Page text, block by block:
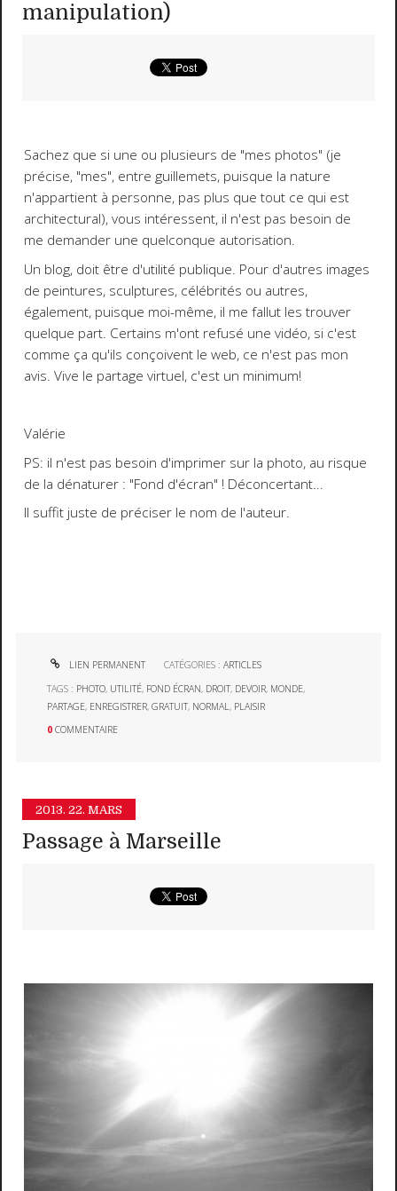
manipulation)
Sachez que si une ou plusieurs de "mes photos" (je
précise, "mes", entre guillemets, puisque la nature
n'appartient à personne, pas plus que tout ce qui est
architectural), vous intéressent, il n'est pas besoin de
me demander une quelconque autorisation.
Un blog, doit être d'utilité publique. Pour d'autres images
de peintures, sculptures, célébrités ou autres,
également, puisque moi-même, il me fallut les trouver
quelque part. Certains m'ont refusé une vidéo, si c'est
comme ça qu'ils conçoivent le web, ce n'est pas mon
avis. Vive le partage virtuel, c'est un minimum!
Valérie
PS: il n'est pas besoin d'imprimer sur la photo, au risque
de la dénaturer : "Fond d'écran" ! Déconcertant...
Il suffit juste de préciser le nom de l'auteur.
LIEN PERMANENT CATÉGORIES :ARTICLES
TAGS : PHOTO, UTILITÉ, FOND ÉCRAN, DROIT, DEVOIR, MONDE,
PARTAGE, ENREGISTRER,GRATUIT, NORMAL , PLAISIR
0 COMMENTAIRE
2013. 22. MARS
Passage à Marseille